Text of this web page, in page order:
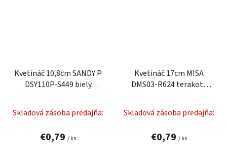
Kvetináč 10,8cm SANDY P
DSY110P-S449 biely
Skladová zásoba predajňa:
€0,79 / ks
Kvetináč 17cm MISA
DMS03-R624 terakota
Skladová zásoba predajňa:
€0,79 / ks